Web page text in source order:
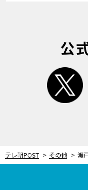
公
テレ朝POST その他